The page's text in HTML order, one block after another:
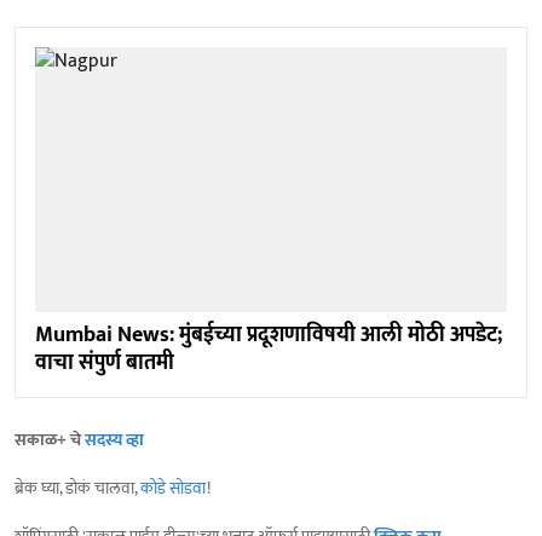
Mumbai News: मुंबईच्या प्रदूशणाविषयी आली मोठी अपडेट;
वाचा संपुर्ण बातमी
सकाळ+ चेसदस्य व्हा
ब्रेक घ्या, डोकं चालवा,कोडे सोडवा!